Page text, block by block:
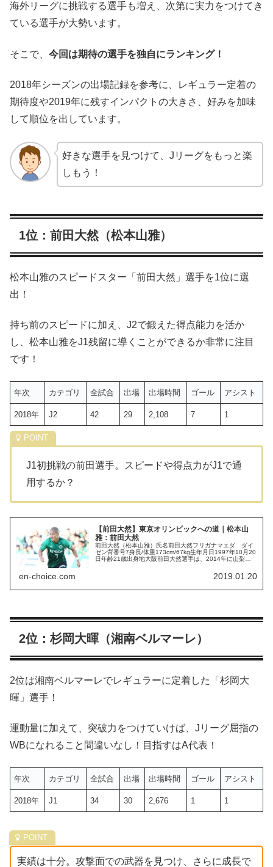
海外リーグに挑戦する選手も増え、次第に実力をつけてき
ている選手が大勢います。
そこで、 今回は期待の選手を独自にランキング！
2018年シーズンの出場記録を参考に、レギュラー定着の
期待度や2019年に残すインパクトの大きさ、好みを加味
して順位を出しています。
好きな選手を見つけて、Jリーグをもっと楽
しもう！
1位：前田大然（松本山雅）
松本山雅のスピードスター「前田大然」選手を1位に選
出！
持ち前のスピードに加え、J2で鍛えた得点能力を活か
し、松本山雅をJ1残留に導くことができるか非常に注目
です！
年次 カテゴリ 全試合 出場 出場時間 ゴール アシスト
2018年 J2 42 29 2,108 7 1
J1初挑戦の前田選手。スピードや得点力がJ1で通
用するか？
【前田大然】東京オリンピックへの道｜松本山
雅：前田大然
前田大然（松本山雅）氏名前田大然フリガナマエダ ダイ
ゼン背番号7身長/体重173cm/67kg生年月日1997年10月20
日年齢21歳出身地大阪前田大然選手は、2014年に山梨学
en-choice.com 2019.01.20
2位：杉岡大暉（湘南ベルマーレ）
2位は湘南ベルマーレでレギュラーに定着した「杉岡大
暉」選手！
運動量に加えて、突破力をつけていけば、Jリーグ屈指の
WBになれること間違いなし！目指すはA代表！
年次 カテゴリ 全試合 出場 出場時間 ゴール アシスト
2018年 J1 34 30 2,676 1 1
実績は十分。攻撃面での武器を見つけ、さらに成長で